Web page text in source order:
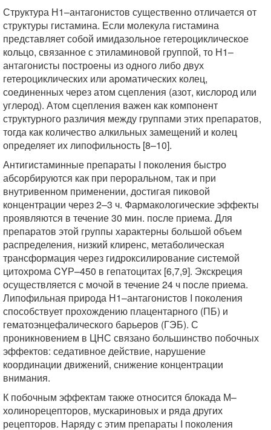
Структура Н1–антагонистов существенно отличается от
структуры гистамина. Если молекула гистамина
представляет собой имидазольное гетероциклическое
кольцо, связанное с этиламиновой группой, то Н1–
антагонисты построены из одного либо двух
гетероциклических или ароматических колец,
соединенных через атом сцепления (азот, кислород или
углерод). Атом сцепления важен как компонент
структурного различия между группами этих препаратов,
тогда как количество алкильных замещений и колец
определяет их липофильность [8–10].
Антигистаминные препараты I поколения быстро
абсорбируются как при пероральном, так и при
внутривенном применении, достигая пиковой
концентрации через 2–3 ч. Фармакологические эффекты
проявляются в течение 30 мин. после приема. Для
препаратов этой группы характерны большой объем
распределения, низкий клиренс, метаболическая
трансформация через гидроксилирование системой
цитохрома CYР–450 в гепатоцитах [6,7,9]. Экскреция
осуществляется с мочой в течение 24 ч после приема.
Липофильная природа Н1–антагонистов I поколения
способствует прохождению плацентарного (ПБ) и
гематоэнцефалического барьеров (ГЭБ). С
проникновением в ЦНС связано большинство побочных
эффектов: седативное действие, нарушение
координации движений, снижение концентрации
внимания.
К побочным эффектам также относится блокада М–
холинорецепторов, мускариновых и ряда других
рецепторов. Наряду с этим препараты I поколения